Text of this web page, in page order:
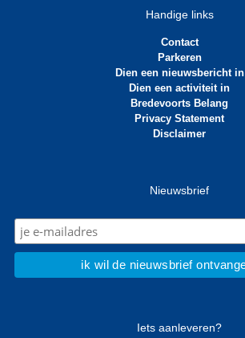
Handige links
Contact
Parkeren
Dien een nieuwsbericht in
Dien een activiteit in
Bredevoorts Belang
Privacy Statement
Disclaimer
Nieuwsbrief
Iets aanleveren?